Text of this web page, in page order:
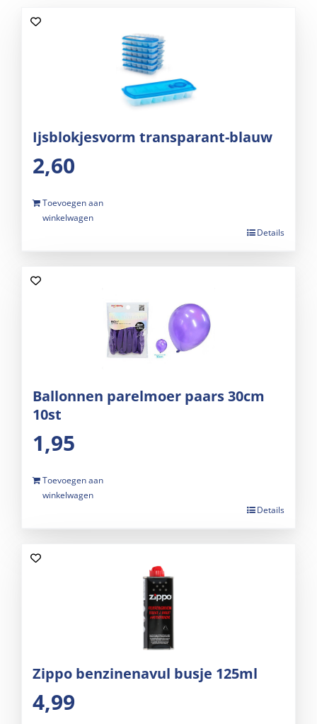
Ijsblokjesvorm transparant-blauw
2,60
Toevoegen aan
winkelwagen
Details
Ballonnen parelmoer paars 30cm
10st
1,95
Toevoegen aan
winkelwagen
Details
Zippo benzinenavul busje 125ml
4,99